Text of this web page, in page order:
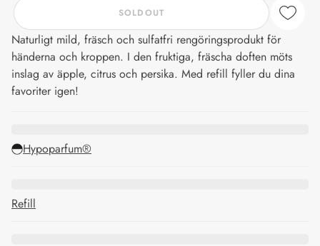
SOLDOUT
Naturligt mild, fräsch och sulfatfri rengöringsprodukt för
händerna och kroppen. I den fruktiga, fräscha doften möts
inslag av äpple, citrus och persika. Med refill fyller du dina
favoriter igen!
Hypoparfum®
Refill